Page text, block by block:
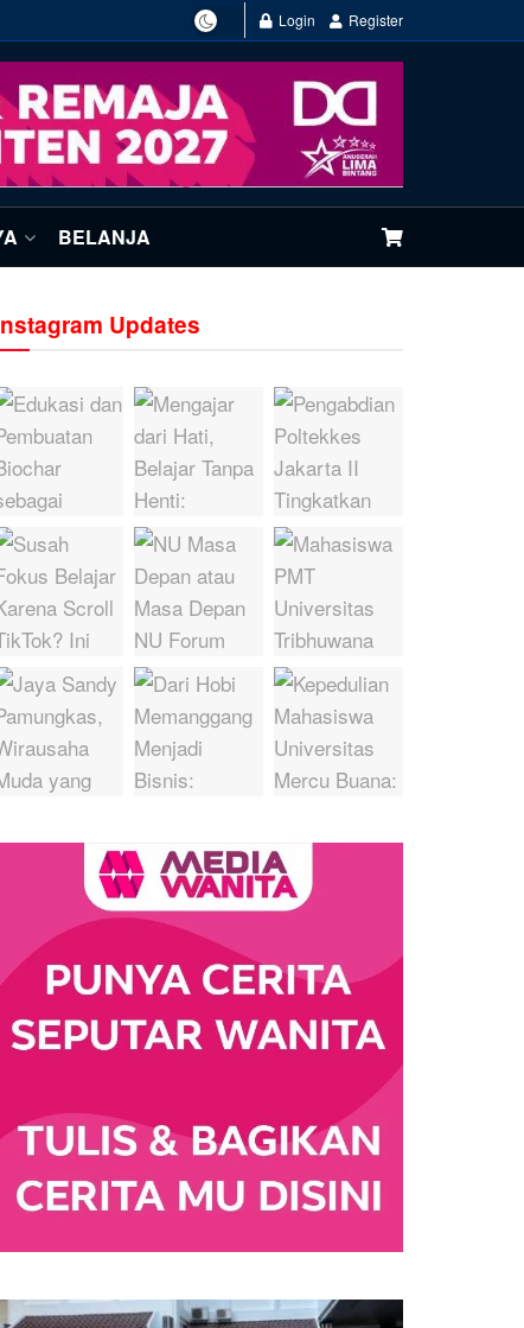
Login Register
BELANJA
Updates